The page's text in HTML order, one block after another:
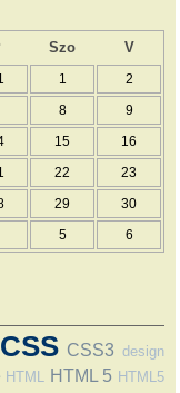
Szo V
1 2
8 9
15 16
22 23
29 30
5 6
CSS CSS3 design
HTML HTML 5 HTML5